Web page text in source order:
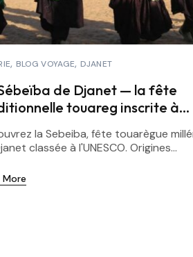
BLOG VOYAGE DJANET
de Djanet — la fête
touareg inscrite à
la Sebeiba, fête touarègue
classée à l'UNESCO. Origines...
More